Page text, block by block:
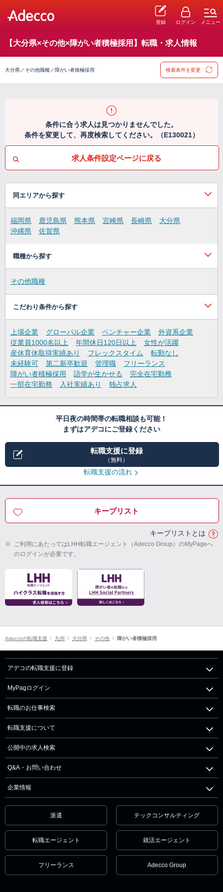
登録 ログイン メニュー
【大分県×その他×障がい者積極採用】転職・求人情報
大分県／その他職種／障がい者積極採用 検索条件を変更
条件に合う求人は見つかりませんでした。
条件を変更して、再度検索してください。（E130021）
求人条件設定ページに戻る
同エリアから探す
福岡県 鹿児島県 熊本県 宮崎県 長崎県
大分県
沖縄県
佐賀県
職種から探す
その他職種
こだわり条件から探す
上場企業 グローバル企業 ベンチャー企業
外資系企業
従業員1000名以上
年間休日120日以上
女性が活躍
産休育休取得実績あり
フレックスタイム
転勤なし
未経験可
第二新卒歓迎 管理職
フリーランス
障がい者積極採用
語学が生かせる
完全在宅勤務
一部在宅勤務
入社実績あり 独占求人
平日夜の時間帯の転職相談も可能！
まずはアデコにご登録ください
転職支援に登録
（無料）
転職支援の流れ
キープリスト
キープリストとは
※ ご利用にあたってはLHH転職エージェント（Adecco Group）のMyPageへ
のログインが必要です。
Adeccoの転職支援 九州 大分県 その他 障がい者積極採用
アデコの転職支援に登録
MyPagログイン
転職のお仕事検索
転職支援について
公開中の求人検索
Q&A・お問い合わせ
企業情報
派遣 テックコンサルティング
転職エージェント 就活エージェント
フリーランス Adecco Group